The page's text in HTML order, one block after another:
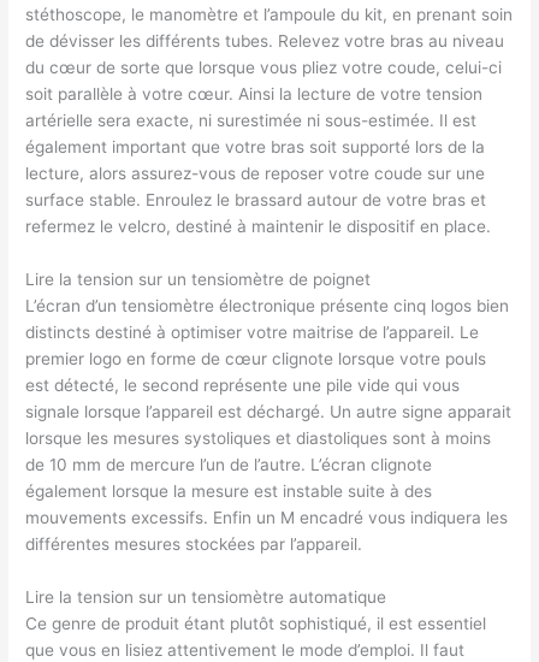
stéthoscope, le manomètre et l’ampoule du kit, en prenant soin
de dévisser les différents tubes. Relevez votre bras au niveau
du cœur de sorte que lorsque vous pliez votre coude, celui-ci
soit parallèle à votre cœur. Ainsi la lecture de votre tension
artérielle sera exacte, ni surestimée ni sous-estimée. Il est
également important que votre bras soit supporté lors de la
lecture, alors assurez-vous de reposer votre coude sur une
surface stable. Enroulez le brassard autour de votre bras et
refermez le velcro, destiné à maintenir le dispositif en place.
Lire la tension sur un tensiomètre de poignet
L’écran d’un tensiomètre électronique présente cinq logos bien
distincts destiné à optimiser votre maitrise de l’appareil. Le
premier logo en forme de cœur clignote lorsque votre pouls
est détecté, le second représente une pile vide qui vous
signale lorsque l’appareil est déchargé. Un autre signe apparait
lorsque les mesures systoliques et diastoliques sont à moins
de 10 mm de mercure l’un de l’autre. L’écran clignote
également lorsque la mesure est instable suite à des
mouvements excessifs. Enfin un M encadré vous indiquera les
différentes mesures stockées par l’appareil.
Lire la tension sur un tensiomètre automatique
Ce genre de produit étant plutôt sophistiqué, il est essentiel
que vous en lisiez attentivement le mode d’emploi. Il faut